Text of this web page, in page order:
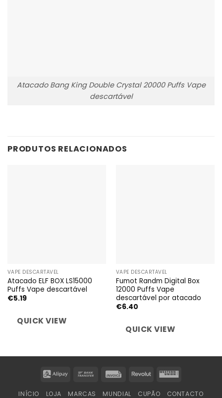
Atacado Bang King Double Crystal 20000 Puffs Vape
descartável
PRODUTOS RELACIONADOS
VAPE DESCARTÁVEL
Atacado ELF BOX LS15000
Puffs Vape descartável
€5.19
QUICK VIEW
VAPE DESCARTÁVEL
Fumot Randm Digital Box
12000 Puffs Vape
descartável por atacado
€6.40
QUICK VIEW
Alipay
Bank
Invoice RevolutWestern
INÍCIO LOJA MARCAS MUNDIAL CUPÃO CONTACTO